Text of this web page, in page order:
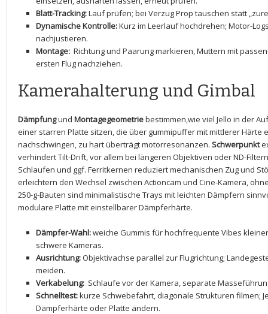
Blatt-Tracking:Lauf prüfen; bei Verzug Prop tauschen statt
Dynamische Kontrolle:Kurz im ​Leerlauf hochdrehen; Motor-
⁢nachjustieren.
Montage: Richtung und Paarung ⁣markieren,‍ Muttern mit
ersten ​Flug nachziehen.
Kamerahalterung ⁢und Gimbal
Dämpfungund Montagegeometriebestimmen,wie viel ‌Jello ‌in‌ der
einer starren Platte sitzen, die über gummipuffer mit mittlerer Härte
nachschwingen, zu hart überträgt motorresonanzen. Schwerpunkt
verhindert Tilt-Drift,‌ vor allem bei längeren Objektiven oder ⁤ND-
Schlaufen und​ ggf.⁤ Ferritkernen reduziert mechanischen Zug und
erleichtern⁤ den Wechsel zwischen Actioncam und Cine-Kamera,
250-g-Bauten ⁢sind minimalistische Trays mit leichten Dämpfern
modulare Platte mit einstellbarer Dämpferhärte.
Dämpfer-Wahl:weiche Gummis für hochfrequente Vibes
schwere Kameras.
Ausrichtung:Objektivachse parallel zur Flugrichtung;
meiden.
Verkabelung: Schlaufe vor der Kamera, separate
Schnelltest:kurze Schwebefahrt, diagonale Strukturen⁣ filmen;
Dämpferhärte oder Platte⁣ ändern.